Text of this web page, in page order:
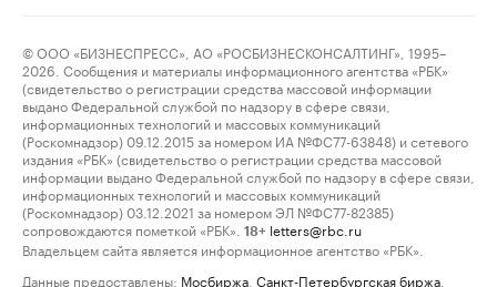
© ООО «БИЗНЕСПРЕСС», АО «РОСБИЗНЕСКОНСАЛТИНГ», 1995–
2026. Сообщения и материалы информационного агентства «РБК»
(свидетельство о регистрации средства массовой информации
выдано Федеральной службой по надзору в сфере связи,
информационных технологий и массовых коммуникаций
(Роскомнадзор) 09.12.2015 за номером ИА №ФС77-63848) и сетевого
издания «РБК» (свидетельство о регистрации средства массовой
информации выдано Федеральной службой по надзору в сфере связи,
информационных технологий и массовых коммуникаций
(Роскомнадзор) 03.12.2021 за номером ЭЛ №ФС77-82385)
сопровождаются пометкой «РБК».
18+ letters@rbc.ru
Владельцем сайта является информационное агентство «РБК».
Данные предоставлены: Мосбиржа Санкт-Петербургская биржа